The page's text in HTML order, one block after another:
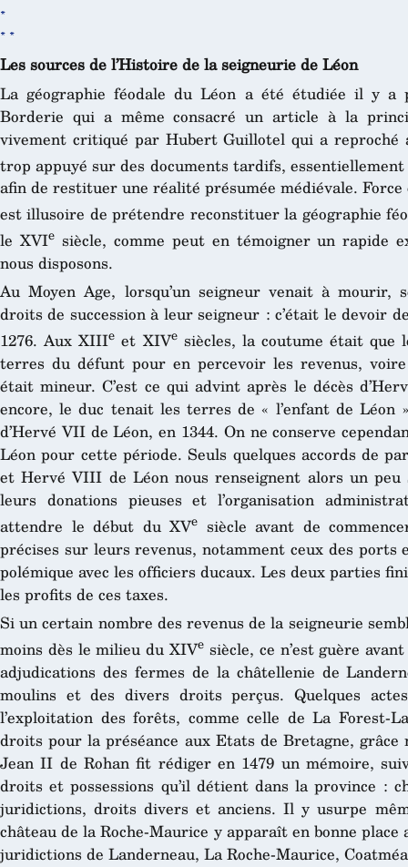
*
* *
Les sources de l’Histoire de la seigneurie de Léon
La géographie féodale du Léon a été étudiée il y a
Borderie qui a même consacré un article à la
vivement critiqué par Hubert Guillotel qui a reproché
trop appuyé sur des documents tardifs,
afin de restituer une réalité présumée médiévale.
est illusoire de prétendre reconstituer la géographie
le XVIesiècle, comme peut en témoigner un rapide
nous disposons.
Au Moyen Age, lorsqu’un seigneur venait à mourir,
droits de succession à leur seigneur : c’était le devoir
1276. Aux XIIIe et XIVesiècles, la coutume était que
terres du défunt pour en percevoir les revenus,
était mineur. C’est ce qui advint après le décès
encore, le duc tenait les terres de « l’enfant de
d’Hervé VII de Léon, en 1344. On ne conserve
Léon pour cette période. Seuls quelques accords de
et Hervé VIII de Léon nous renseignent alors un peu
leurs donations pieuses et l’organisation
attendre le début du XVe siècle avant de
précises sur leurs revenus, notamment ceux des ports
polémique avec les officiers ducaux. Les deux parties
les profits de ces taxes.
Si un certain nombre des revenus de la seigneurie
moins dès le milieu du XIVe siècle, ce n’est guère
adjudications des fermes de la châtellenie de
moulins et des divers droits perçus. Quelques
l’exploitation des forêts, comme celle de La Forest-
droits pour la préséance aux Etats de Bretagne,
Jean II de Rohan fit rédiger en 1479 un mémoire,
droits et possessions qu’il détient dans la province :
juridictions, droits divers et anciens. Il y usurpe
château de la Roche-Maurice y apparaît en bonne
juridictions de Landerneau, La Roche-Maurice,